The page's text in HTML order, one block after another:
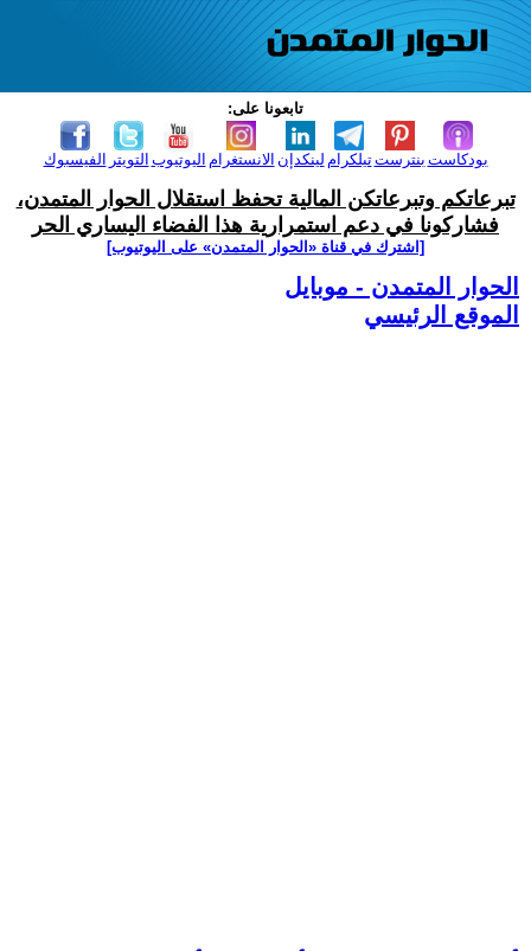
تابعونا على:
الفيسبوك التويتر اليوتيوب الانستغرام لينكدإن تيلكرامبنترست بودكاست
تبرعاتكم وتبرعاتكن المالية تحفظ استقلال الحوار المتمدن،
فشاركونا في دعم استمرارية هذا الفضاء اليساري الحر
[اشترك في قناة ‫«الحوار المتمدن» على اليوتيوب]
الحوار المتمدن - موبايل
الموقع الرئيسي